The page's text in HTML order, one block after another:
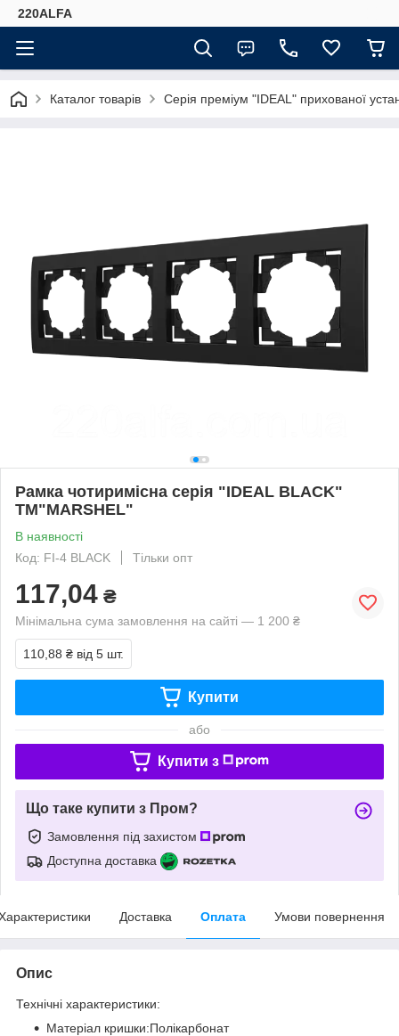
220ALFA
Каталог товарів Серія преміум "IDEAL" прихованої
Рамка чотиримісна серія "IDEAL BLACK"
ТМ"MARSHEL"
В наявності
Код: FI-4 BLACK
Тільки опт
117,04 ₴
Мінімальна сума замовлення на сайті — 1 200 ₴
110,88 ₴ від 5 шт.
Купити
або
Купити з
Що таке купити з Пром?
Замовлення під захистом
Доступна доставка
Доставка Оплата Умови повернення
Опис
Технічні характеристики:
Матеріал кришки:Полікарбонат